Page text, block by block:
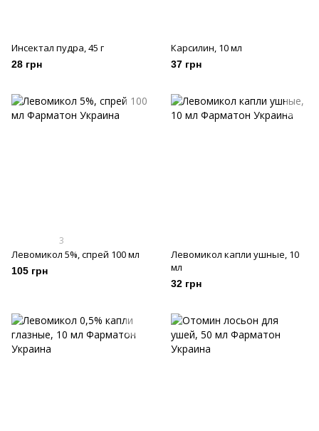
Инсектал пудра, 45 г
28 грн
Карсилин, 10 мл
37 грн
3
Левомикол 5%, спрей 100 мл
105 грн
Левомикол капли ушные, 10
мл
32 грн